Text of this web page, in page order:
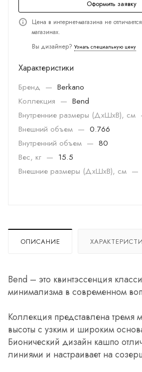
Оформить заявку
Цена в интернет-магазина не
магазинах.
Вы дизайнер? Узнать специальную цену
Характеристики
Бренд — Berkano
Коллекция — Bend
Внутренние размеры (ДхШхВ), см
Внешний объем — 0.766
Внутренний объем — 80
Вес, кг — 15.5
Внешние размеры (ДхШхВ), см —
ОПИСАНИЕ
Bend – это квинтэссенция
минимализма в современном
Коллекция представлена тремя
высоты с узким и широким
Бионический дизайн кашпо
линиями и настраивает на